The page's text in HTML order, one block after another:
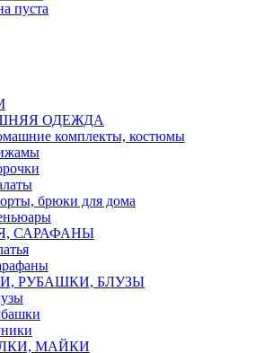
пуста
ОДЕЖДА
комплекты, костюмы
брюки для дома
САРАФАНЫ
РУБАШКИ, БЛУЗЫ
МАЙКИ